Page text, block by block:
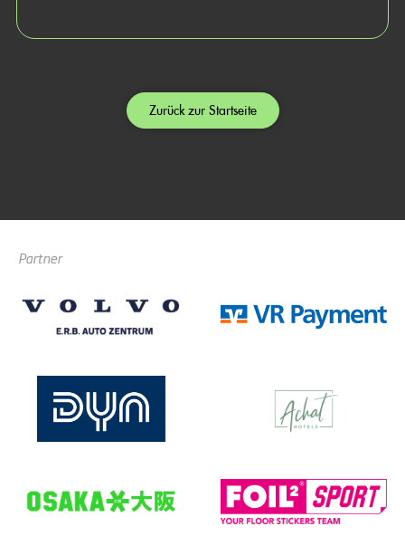
Zurück zur Startseite
Partner